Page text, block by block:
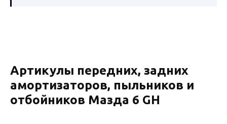
Артикулы передних, задних
амортизаторов, пыльников и
отбойников Мазда 6 GH